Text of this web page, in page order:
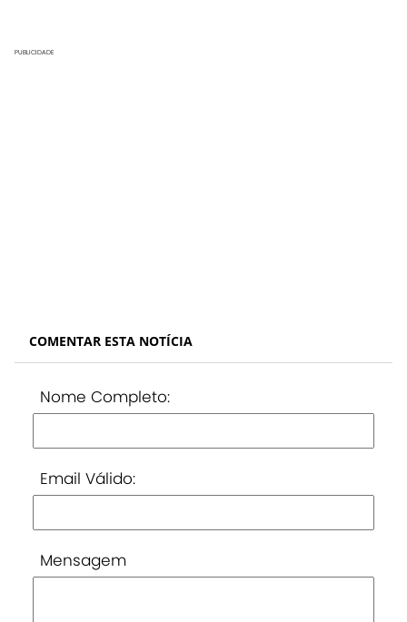
PUBLICIDADE
COMENTAR ESTA NOTÍCIA
Nome Completo:
Email Válido:
Mensagem